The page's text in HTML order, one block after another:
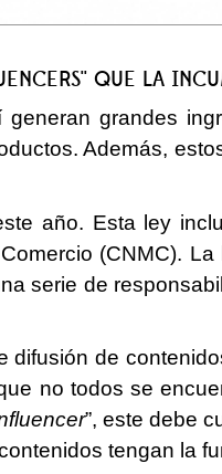
QUE LA
grandes
Además,
año. Esta ley
(CNMC). La
serie de
de
no todos se
”, este debe
tengan la